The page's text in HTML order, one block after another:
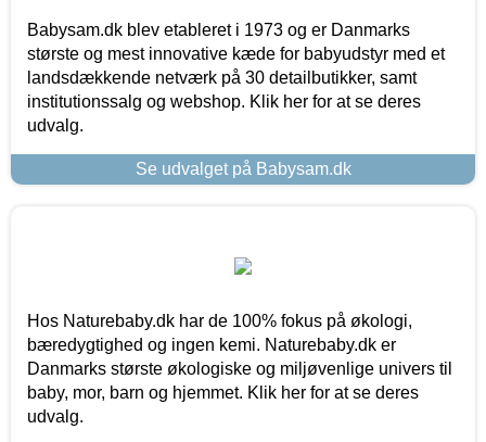
Babysam.dk blev etableret i 1973 og er Danmarks
største og mest innovative kæde for babyudstyr med et
landsdækkende netværk på 30 detailbutikker, samt
institutionssalg og webshop. Klik her for at se deres
udvalg.
Se udvalget på Babysam.dk
Hos Naturebaby.dk har de 100% fokus på økologi,
bæredygtighed og ingen kemi. Naturebaby.dk er
Danmarks største økologiske og miljøvenlige univers til
baby, mor, barn og hjemmet. Klik her for at se deres
udvalg.